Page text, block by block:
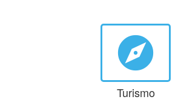
explore
Turismo